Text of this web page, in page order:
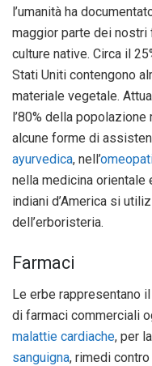
l’umanità ha
maggior parte dei nostri
culture native. Circa il
Stati Uniti contengono
materiale vegetale.
l’80% della
alcune forme di
ayurvedica, nell’
nella medicina orientale
indiani d’America si
dell’erboristeria.
Farmaci
Le erbe rappresentano
di farmaci commerciali
malattie cardiache, per
sanguigna, rimedi